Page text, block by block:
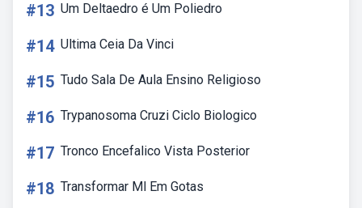
#13 Um Deltaedro é Um Poliedro
#14 Ultima Ceia Da Vinci
#15 Tudo Sala De Aula Ensino Religioso
#16 Trypanosoma Cruzi Ciclo Biologico
#17 Tronco Encefalico Vista Posterior
#18 Transformar Ml Em Gotas